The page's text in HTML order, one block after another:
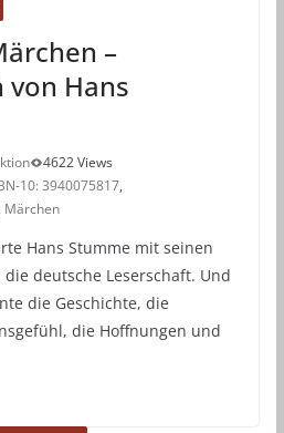
–
von Hans
4622 Views
10: 3940075817,
Märchen
Hans Stumme mit seinen
deutsche Leserschaft. Und
die Geschichte, die
die Hoffnungen und